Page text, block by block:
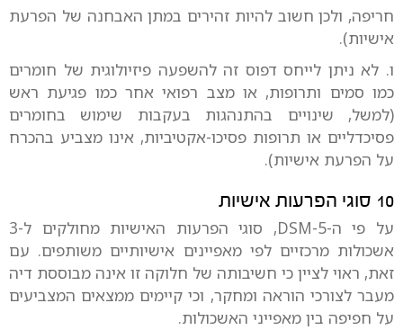
חריפה, ולכן חשוב להיות זהירים במתן האבחנה של הפרעת
אישיות).
ו. לא ניתן לייחס דפוס זה להשפעה פיזיולוגית של חומרים
כמו סמים ותרופות, או מצב רפואי אחר כמו פגיעת ראש
(למשל, שינויים בהתנהגות בעקבות שימוש בחומרים
פסיכדליים או תרופות פסיכו-אקטיביות, אינו מצביע בהכרח
על הפרעת אישיות).
10 סוגי הפרעות אישיות
על פי ה-DSM-5, סוגי הפרעות האישיות מחולקים ל-3
אשכולות מרכזיים לפי מאפיינים אישיותיים משותפים. עם
זאת, ראוי לציין כי חשיבותה של חלוקה זו אינה מבוססת דיה
מעבר לצורכי הוראה ומחקר, וכי קיימים ממצאים המצביעים
על חפיפה בין מאפייני האשכולות.